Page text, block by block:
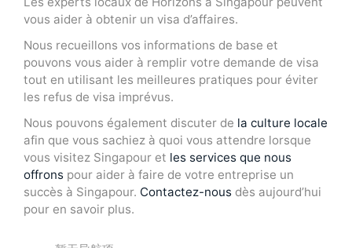
vous aider à obtenir un visa d’affaires.
Nous recueillons vos informations de base et
pouvons vous aider à remplir votre demande de visa
tout en utilisant les meilleures pratiques pour éviter
les refus de visa imprévus.
Nous pouvons également discuter de la culture locale
afin que vous sachiez à quoi vous attendre lorsque
vous visitez Singapour et les services que nous
offrons pour aider à faire de votre entreprise un
succès à Singapour. Contactez-nous dès aujourd’hui
pour en savoir plus.